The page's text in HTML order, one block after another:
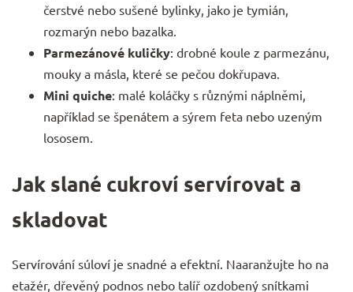
čerstvé nebo sušené bylinky, jako je tymián,
rozmarýn nebo bazalka.
Parmezánové kuličky: drobné koule z parmezánu,
mouky a másla, které se pečou dokřupava.
Mini quiche: malé koláčky s různými náplněmi,
například se špenátem a sýrem feta nebo uzeným
lososem.
Jak slané cukroví servírovat a
skladovat
Servírování súloví je snadné a efektní. Naaranžujte ho na
etažér, dřevěný podnos nebo talíř ozdobený snítkami